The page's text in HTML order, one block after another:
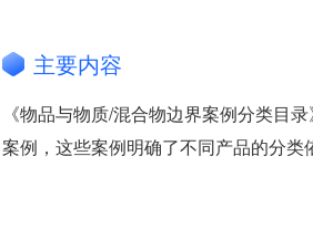
主要内容
《物品与物质/混合物边界案例分类目
案例，这些案例明确了不同产品的分